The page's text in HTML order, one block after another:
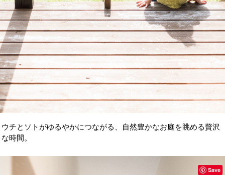
ウチとソトがゆるやかにつながる、自然豊かなお庭を眺める贅沢
な時間。
Save